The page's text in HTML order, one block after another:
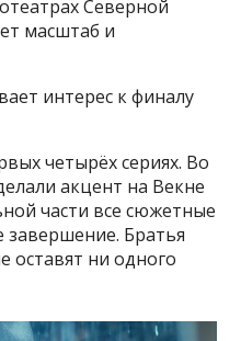
Северной
масштаб и
интерес к финалу
четырёх сериях. Во
акцент на Векне
части все сюжетные
завершение. Братья
оставят ни одного